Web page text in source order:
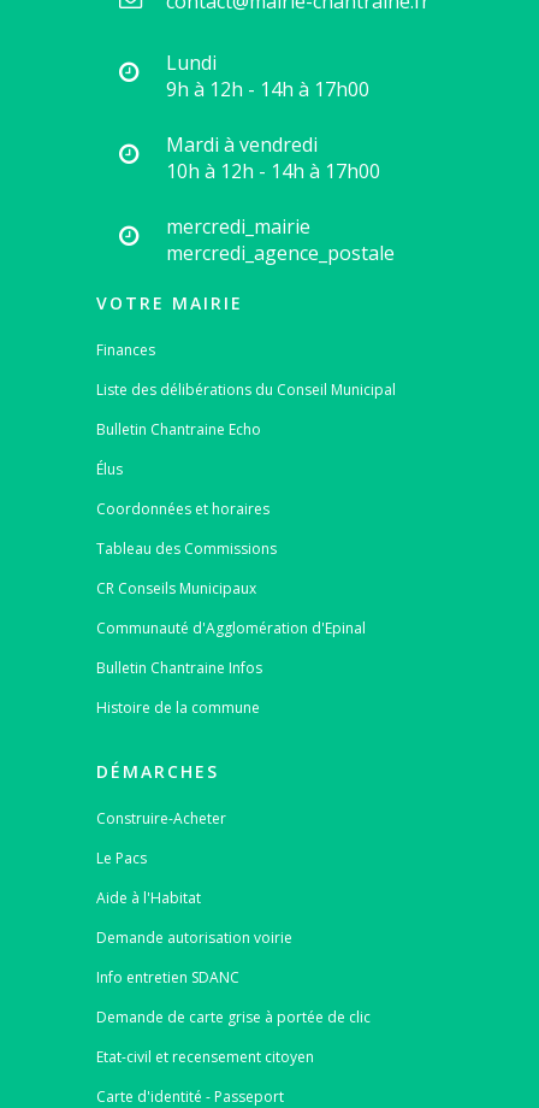
Lundi
9h à 12h - 14h à 17h00
Mardi à vendredi
10h à 12h - 14h à 17h00
mercredi_mairie
mercredi_agence_postale
VOTRE MAIRIE
Finances
Liste des délibérations du Conseil Municipal
Bulletin Chantraine Echo
Élus
Coordonnées et horaires
Tableau des Commissions
CR Conseils Municipaux
Communauté d'Agglomération d'Epinal
Bulletin Chantraine Infos
Histoire de la commune
DÉMARCHES
Construire-Acheter
Le Pacs
Aide à l'Habitat
Demande autorisation voirie
Info entretien SDANC
Demande de carte grise à portée de clic
Etat-civil et recensement citoyen
Carte d'identité - Passeport